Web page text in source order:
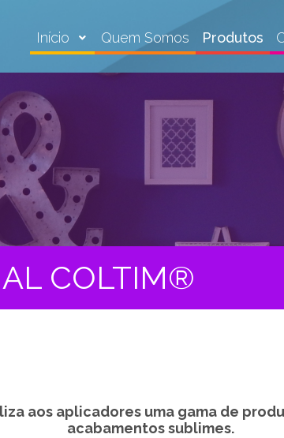
Início Quem Somos Produtos
COLTIM®
aos aplicadores uma gama de
acabamentos sublimes.